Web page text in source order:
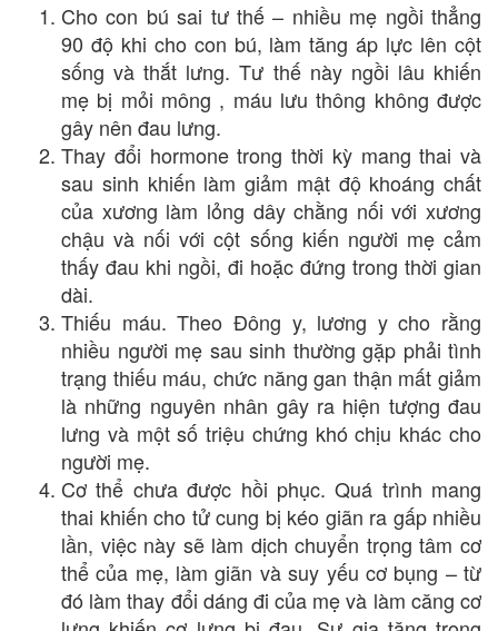
Cho con bú sai tư thế – nhiều mẹ ngồi thẳng
90 độ khi cho con bú, làm tăng áp lực lên cột
sống và thắt lưng. Tư thế này ngồi lâu khiến
mẹ bị mỏi mông , máu lưu thông không được
gây nên đau lưng.
Thay đổi hormone trong thời kỳ mang thai và
sau sinh khiến làm giảm mật độ khoáng chất
của xương làm lỏng dây chằng nối với xương
chậu và nối với cột sống kiến người mẹ cảm
thấy đau khi ngồi, đi hoặc đứng trong thời gian
dài.
Thiếu máu. Theo Đông y, lương y cho rằng
nhiều người mẹ sau sinh thường gặp phải tình
trạng thiếu máu, chức năng gan thận mất giảm
là những nguyên nhân gây ra hiện tượng đau
lưng và một số triệu chứng khó chịu khác cho
người mẹ.
Cơ thể chưa được hồi phục. Quá trình mang
thai khiến cho tử cung bị kéo giãn ra gấp nhiều
lần, việc này sẽ làm dịch chuyển trọng tâm cơ
thể của mẹ, làm giãn và suy yếu cơ bụng – từ
đó làm thay đổi dáng đi của mẹ và làm căng cơ